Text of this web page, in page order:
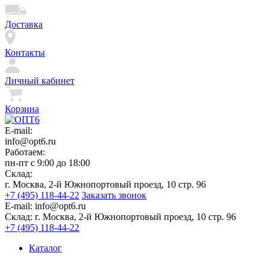
Доставка
Контакты
Личный кабинет
Корзина
E-mail:
info@opt6.ru
Работаем:
пн-пт с 9:00 до 18:00
Склад:
г. Москва, 2-й Южнопортовый проезд, 10 стр. 96
+7 (495) 118-44-22 Заказать звонок
E-mail: info@opt6.ru
Склад: г. Москва, 2-й Южнопортовый проезд, 10 стр. 96
+7 (495) 118-44-22
Каталог